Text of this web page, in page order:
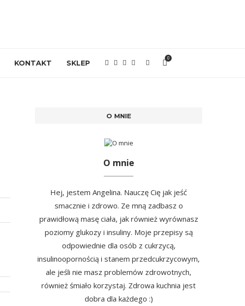
KONTAKT SKLEP
0
O MNIE
O mnie
Hej, jestem Angelina. Nauczę Cię jak jeść
smacznie i zdrowo. Ze mną zadbasz o
prawidłową masę ciała, jak również wyrównasz
poziomy glukozy i insuliny. Moje przepisy są
odpowiednie dla osób z cukrzycą,
insulinoopornością i stanem przedcukrzycowym,
ale jeśli nie masz problemów zdrowotnych,
również śmiało korzystaj. Zdrowa kuchnia jest
dobra dla każdego :)